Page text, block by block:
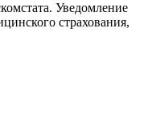
Уведомление
страхования,